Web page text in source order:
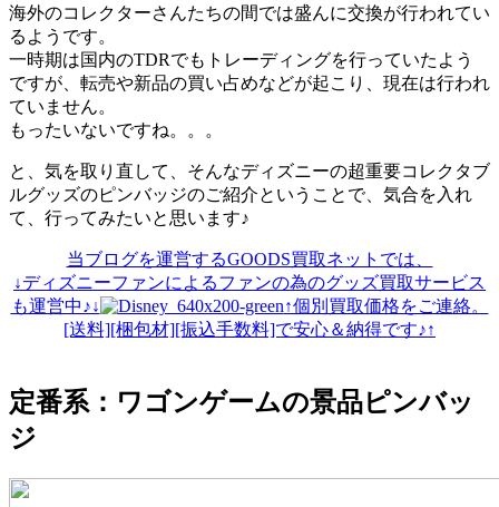
海外のコレクターさんたちの間では盛んに交換が行われてい
るようです。
一時期は国内のTDRでもトレーディングを行っていたよう
ですが、転売や新品の買い占めなどが起こり、現在は行われ
ていません。
もったいないですね。。。
と、気を取り直して、そんなディズニーの超重要コレクタブ
ルグッズのピンバッジのご紹介ということで、気合を入れ
て、行ってみたいと思います♪
当ブログを運営するGOODS買取ネットでは、
↓ディズニーファンによるファンの為のグッズ買取サービス
も運営中♪↓
↑個別買取価格をご連絡。
[送料][梱包材][振込手数料]で安心＆納得です♪↑
定番系：ワゴンゲームの景品ピンバッ
ジ